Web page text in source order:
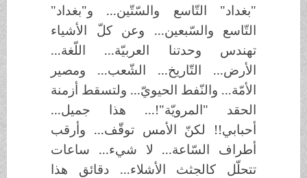
"بغداد" التّاسع والسّتّين... و"بغداد"
التّاسع والسّبعين... وعن كلّ الأشياء
تهندس وحدتنا العربيّة... اللّغة...
الأرض... التّاريخ... الشّعب... ومصير
الأمّة... والنّفط الحيويّ... ولتسقط أزمنة
الحقد "المرويّة"!... هذا جميل...
أحبابي!! لكنّ الأمس توقّف... وأرقب
أطراف السّاعة... لا شيء... ساعات
تتحلّل كالجثث الأشلاء... دقائق هذا